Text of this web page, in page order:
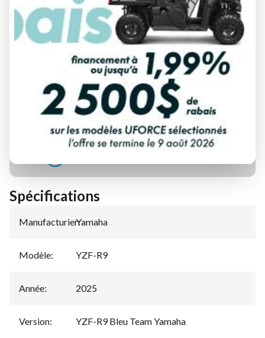
DEMANDE DE FINANCEMENT
Spécifications
Manufacturier:
Yamaha
Modèle: YZF-R9
Année: 2025
Version: YZF-R9 Bleu Team Yamaha